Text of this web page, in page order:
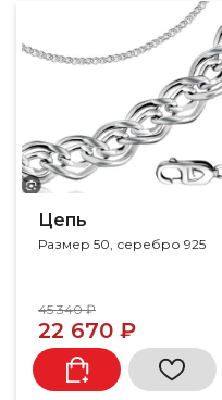
Цепь
Размер 50, серебро 925
45 340 ₽
22 670 ₽